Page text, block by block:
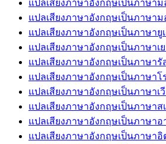
แปลเสียงภาษาอังกฤษเป็นภาษา
แปลเสียงภาษาอังกฤษเป็นภาษาม
แปลเสียงภาษาอังกฤษเป็นภาษายู
แปลเสียงภาษาอังกฤษเป็นภาษาเ
แปลเสียงภาษาอังกฤษเป็นภาษารั
แปลเสียงภาษาอังกฤษเป็นภาษาโ
แปลเสียงภาษาอังกฤษเป็นภาษาเ
แปลเสียงภาษาอังกฤษเป็นภาษาส
แปลเสียงภาษาอังกฤษเป็นภาษาอ
แปลเสียงภาษาอังกฤษเป็นภาษาอิ